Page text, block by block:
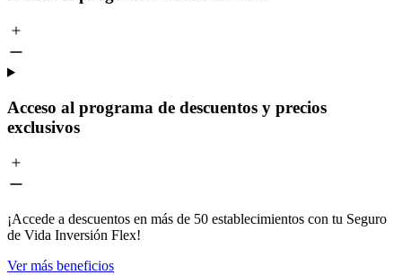
Acceso al programa de descuentos y precios
exclusivos
¡Accede a descuentos en más de 50 establecimientos con tu Seguro
de Vida Inversión Flex!
Ver más beneficios